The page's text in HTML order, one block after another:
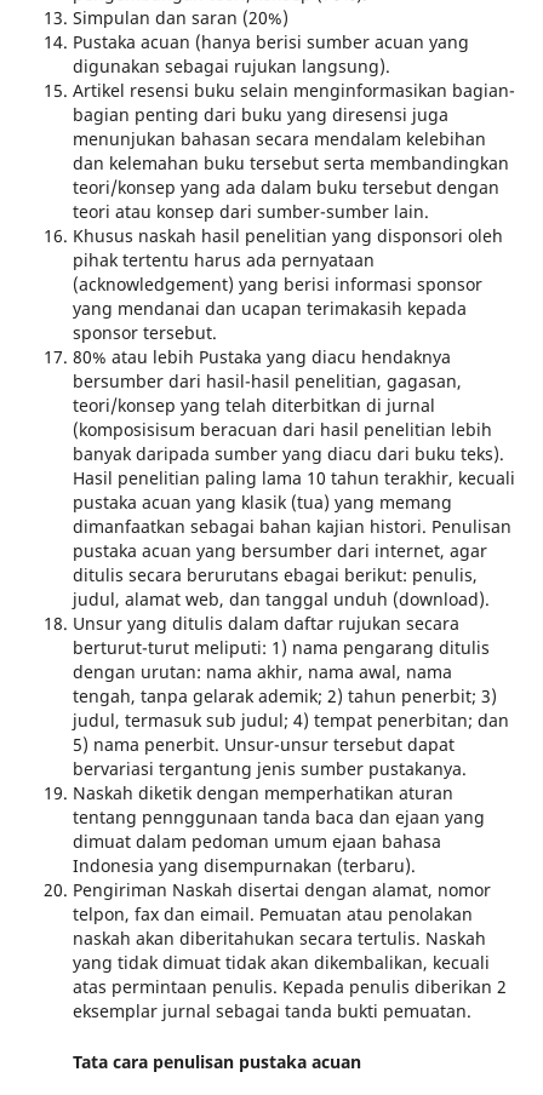
Simpulan dan saran (20%)
Pustaka acuan (hanya berisi sumber acuan yang
digunakan sebagai rujukan langsung).
Artikel resensi buku selain menginformasikan bagian-
bagian penting dari buku yang diresensi juga
menunjukan bahasan secara mendalam kelebihan
dan kelemahan buku tersebut serta membandingkan
teori/konsep yang ada dalam buku tersebut dengan
teori atau konsep dari sumber-sumber lain.
Khusus naskah hasil penelitian yang disponsori oleh
pihak tertentu harus ada pernyataan
(acknowledgement) yang berisi informasi sponsor
yang mendanai dan ucapan terimakasih kepada
sponsor tersebut.
80% atau lebih Pustaka yang diacu hendaknya
bersumber dari hasil-hasil penelitian, gagasan,
teori/konsep yang telah diterbitkan di jurnal
(komposisisum beracuan dari hasil penelitian lebih
banyak daripada sumber yang diacu dari buku teks).
Hasil penelitian paling lama 10 tahun terakhir, kecuali
pustaka acuan yang klasik (tua) yang memang
dimanfaatkan sebagai bahan kajian histori. Penulisan
pustaka acuan yang bersumber dari internet, agar
ditulis secara berurutans ebagai berikut: penulis,
judul, alamat web, dan tanggal unduh (download).
Unsur yang ditulis dalam daftar rujukan secara
berturut-turut meliputi: 1) nama pengarang ditulis
dengan urutan: nama akhir, nama awal, nama
tengah, tanpa gelarak ademik; 2) tahun penerbit; 3)
judul, termasuk sub judul; 4) tempat penerbitan; dan
5) nama penerbit. Unsur-unsur tersebut dapat
bervariasi tergantung jenis sumber pustakanya.
Naskah diketik dengan memperhatikan aturan
tentang pennggunaan tanda baca dan ejaan yang
dimuat dalam pedoman umum ejaan bahasa
Indonesia yang disempurnakan (terbaru).
Pengiriman Naskah disertai dengan alamat, nomor
telpon, fax dan eimail. Pemuatan atau penolakan
naskah akan diberitahukan secara tertulis. Naskah
yang tidak dimuat tidak akan dikembalikan, kecuali
atas permintaan penulis. Kepada penulis diberikan 2
eksemplar jurnal sebagai tanda bukti pemuatan.
Tata cara penulisan pustaka acuan